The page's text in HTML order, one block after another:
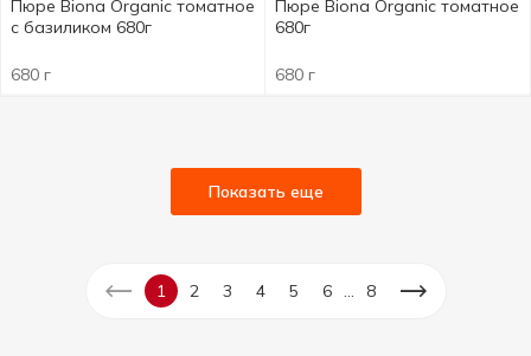
Пюре Biona Organic томатное
с базиликом 680г
680 г
Пюре Biona Organic томатное
680г
680 г
Показать еще
1 2 3 4 5 6 8